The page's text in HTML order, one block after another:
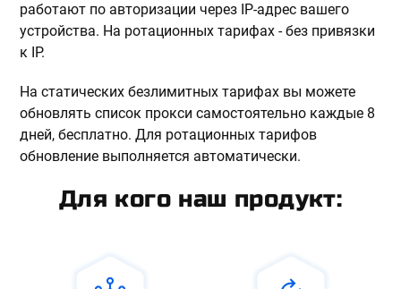
работают по авторизации через IP-адрес вашего
устройства. На ротационных тарифах - без привязки
к IP.
На статических безлимитных тарифах вы можете
обновлять список прокси самостоятельно каждые 8
дней, бесплатно. Для ротационных тарифов
обновление выполняется автоматически.
Для кого наш продукт: